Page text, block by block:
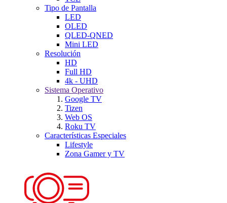
Tipo de Pantalla
LED
OLED
QLED-QNED
Mini LED
Resolución
HD
Full HD
4k - UHD
Sistema Operativo
Google TV
Tizen
Web OS
Roku TV
Características Especiales
Lifestyle
Zona Gamer y TV